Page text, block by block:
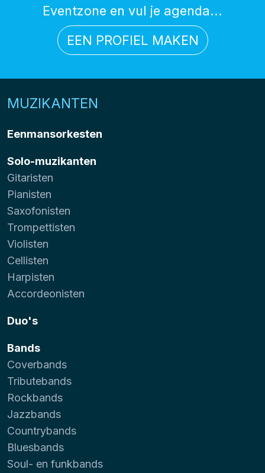
Eventzone en vul je agenda...
EEN PROFIEL MAKEN
MUZIKANTEN
Eenmansorkesten
Solo-muzikanten
Gitaristen
Pianisten
Saxofonisten
Trompettisten
Violisten
Cellisten
Harpisten
Accordeonisten
Duo's
Bands
Coverbands
Tributebands
Rockbands
Jazzbands
Countrybands
Bluesbands
Soul- en funkbands